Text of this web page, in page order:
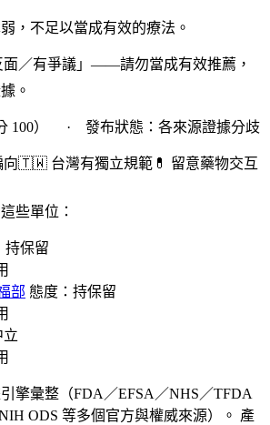
，不足以當成有效的療法。
／有爭議」——請勿當成有效推薦，
。
100） · 發布狀態：各來源證據分歧
🇹🇼 台灣有獨立規範 💊 留意藥物交互
些單位：
持保留
部 態度：持保留
立
擎彙整（FDA／EFSA／NHS／TFDA
ODS 等多個官方與權威來源）。 產